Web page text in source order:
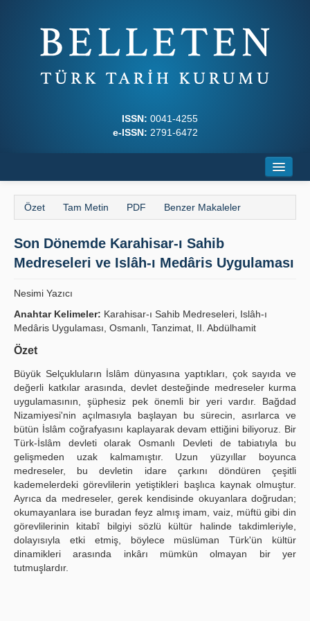
ISSN: 0041-4255
e-ISSN: 2791-6472
Hakkında
Dergi Kurulları
Yayın Politikaları
Kılavuzlar
İletişim
Özet Tam Metin PDF Benzer Makaleler
Son Dönemde Karahisar-ı Sahib
Medreseleri ve Islâh-ı Medâris Uygulaması
Nesimi Yazıcı
Anahtar Kelimeler: Karahisar-ı Sahib Medreseleri, Islâh-ı
Medâris Uygulaması, Osmanlı, Tanzimat, II. Abdülhamit
Özet
Büyük Selçukluların İslâm dünyasına yaptıkları, çok sayıda ve
değerli katkılar arasında, devlet desteğinde medreseler kurma
uygulamasının, şüphesiz pek önemli bir yeri vardır. Bağdad
Nizamiyesi'nin açılmasıyla başlayan bu sürecin, asırlarca ve
bütün İslâm coğrafyasını kaplayarak devam ettiğini biliyoruz. Bir
Türk-İslâm devleti olarak Osmanlı Devleti de tabiatıyla bu
gelişmeden uzak kalmamıştır. Uzun yüzyıllar boyunca
medreseler, bu devletin idare çarkını döndüren çeşitli
kademelerdeki görevlilerin yetiştikleri başlıca kaynak olmuştur.
Ayrıca da medreseler, gerek kendisinde okuyanlara doğrudan;
okumayanlara ise buradan feyz almış imam, vaiz, müftü gibi din
görevlilerinin kitabî bilgiyi sözlü kültür halinde takdimleriyle,
dolayısıyla etki etmiş, böylece müslüman Türk'ün kültür
dinamikleri arasında inkârı mümkün olmayan bir yer
tutmuşlardır.